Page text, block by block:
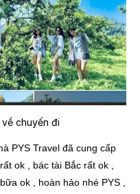
chuyến đi
PYS Travel đã cung cấp
ok , bác tài Bắc rất ok ,
ok , hoàn hảo nhé PYS ,